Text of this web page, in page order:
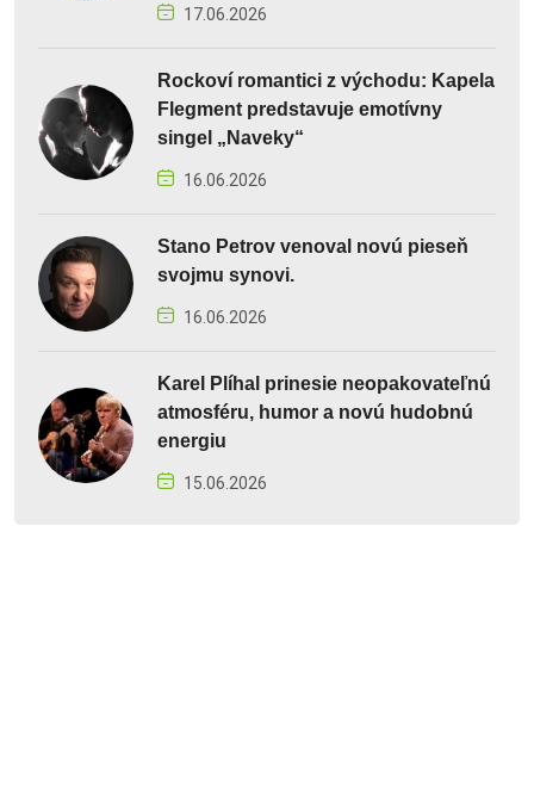
17.06.2026
Rockoví romantici z východu: Kapela
Flegment predstavuje emotívny
singel „Naveky“
16.06.2026
Stano Petrov venoval novú pieseň
svojmu synovi.
16.06.2026
Karel Plíhal prinesie neopakovateľnú
atmosféru, humor a novú hudobnú
energiu
15.06.2026